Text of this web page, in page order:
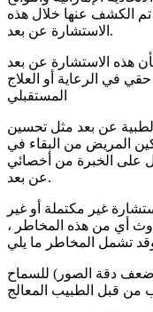
تم الكشف عنها خلال هذه
الاستشارة عن بعد.
هذه الاستشارة عن بعد
في الرعاية أو العلاج
المستقبلي
عن بعد مثل تحسين
المريض من البقاء في
على الخبرة من أخصائي
عن بعد.
غير مكتملة أو غير
أي من هذه المخاطر ،
ضعف دقة الصور) للسماح
من قبل الطبيب المعالج